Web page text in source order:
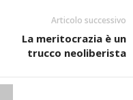
Articolo successivo
La meritocrazia è un
trucco neoliberista